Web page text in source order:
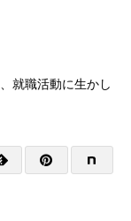
就職活動に生かし